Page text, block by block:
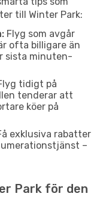
till Winter Park:
Flyg som avgår
ofta billigare än
sista minuten-
tidigt på
tenderar att
köer på
exklusiva rabatter
–
Park för den